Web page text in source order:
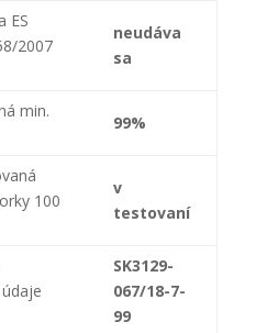
ES
2007
neudáva
sa
min.
99%
100
v
testovaní
SK3129-
067/18-7-
99